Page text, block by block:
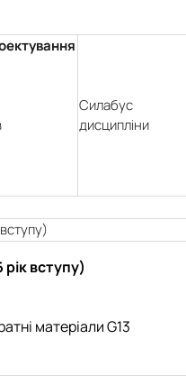
Силабус
дисципліни
вступу)
матеріали G13